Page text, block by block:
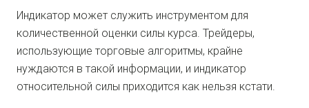
Индикатор может служить инструментом для
количественной оценки силы курса. Трейдеры,
использующие торговые алгоритмы, крайне
нуждаются в такой информации, и индикатор
относительной силы приходится как нельзя кстати.